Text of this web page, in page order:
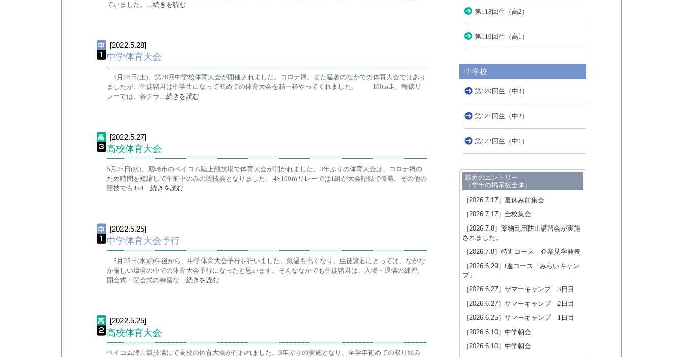
ていました。…続きを読む
[2022.5.28]
中学体育大会
5月28日(土)、第78回中学校体育大会が開催されました。コロナ禍、また猛暑のなかでの体育大会ではあり
ましたが、生徒諸君は中学生になって初めての体育大会を精一杯やってくれました。 100m走、報徳リ
レーでは、各クラ…続きを読む
[2022.5.27]
高校体育大会
5月25日(水)、尼崎市のベイコム陸上競技場で体育大会が開かれました。3年ぶりの体育大会は、コロナ禍の
ため時間を短縮して午前中のみの競技会となりました。 4×100ｍリレーでは1組が大会記録で優勝。その他の
競技でも4×4…続きを読む
[2022.5.25]
中学体育大会予行
5月25日(水)の午後から、中学体育大会予行を行いました。気温も高くなり、生徒諸君にとっては、なかな
か厳しい環境の中での体育大会予行になったと思います。そんななかでも生徒諸君は、入場・退場の練習、
開会式・閉会式の練習な…続きを読む
[2022.5.25]
高校体育大会
ベイコム陸上競技場にて高校の体育大会が行われました。3年ぶりの実施となり、全学年初めての取り組み
第118回生（高2）
第119回生（高1）
中学校
第120回生（中3）
第121回生（中2）
第122回生（中1）
最近のエントリー
（学年の掲示板全体）
［2026.7.17］ 夏休み前集会
［2026.7.17］ 全校集会
［2026.7.8］ 薬物乱用防止講習会が実施
されました。
［2026.7.8］ 特進コース 企業見学発表
［2026.6.29］ Ⅰ進コース「みらいキャン
プ」
［2026.6.27］ サマーキャンプ 3日目
［2026.6.27］ サマーキャンプ 2日目
［2026.6.25］ サマーキャンプ 1日目
［2026.6.10］ 中学朝会
［2026.6.10］ 中学朝会